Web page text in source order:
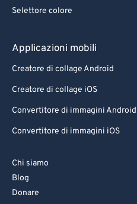
Selettore colore
Applicazioni mobili
Creatore di collage Android
Creatore di collage iOS
Convertitore di immagini Android
Convertitore di immagini iOS
Chi siamo
Blog
Donare